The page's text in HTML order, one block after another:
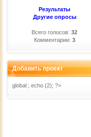
Результаты
Другие опросы
Всего голосов: 32
Комментарии: 3
Добавить проект
global ; echo (2); ?>